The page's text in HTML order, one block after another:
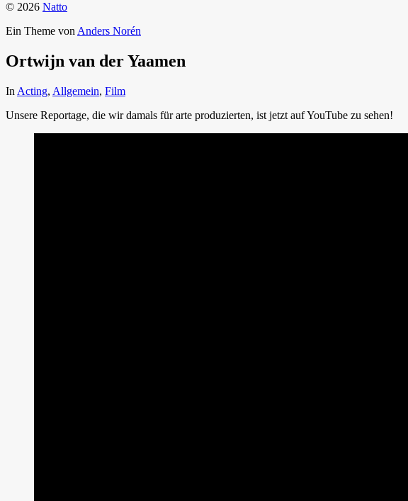
© 2026 Natto
Ein Theme von Anders Norén
Ortwijn van der Yaamen
In Acting, Allgemein, Film
Unsere Reportage, die wir damals für arte produzierten, ist jetzt auf YouTube zu sehen!